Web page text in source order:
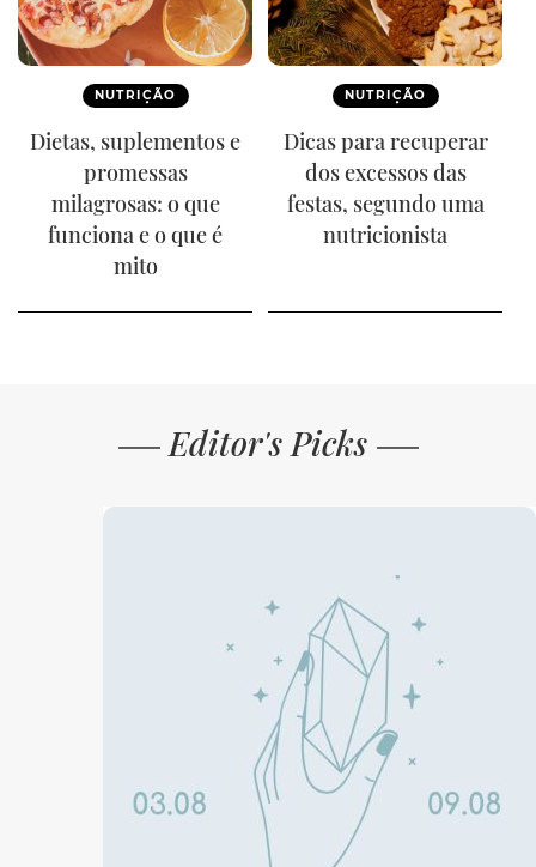
NUTRIÇÃO
Dietas, suplementos e
promessas
milagrosas: o que
funciona e o que é
mito
NUTRIÇÃO
Dicas para recuperar
dos excessos das
festas, segundo uma
nutricionista
Editor's Picks